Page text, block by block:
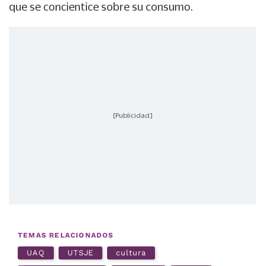
que se concientice sobre su consumo.
[Publicidad]
TEMAS RELACIONADOS
UAQ UTSJE cultura